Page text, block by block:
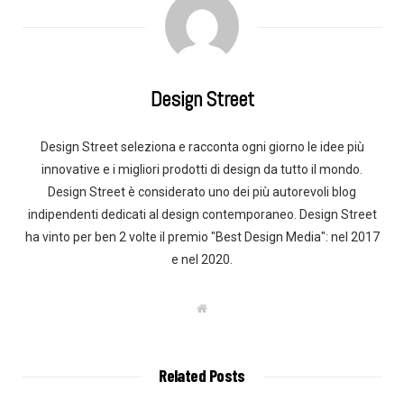
Design Street
Design Street seleziona e racconta ogni giorno le idee più
innovative e i migliori prodotti di design da tutto il mondo.
Design Street è considerato uno dei più autorevoli blog
indipendenti dedicati al design contemporaneo. Design Street
ha vinto per ben 2 volte il premio "Best Design Media": nel 2017
e nel 2020.
W
Related Posts